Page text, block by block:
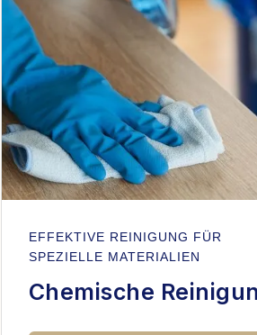
EFFEKTIVE REINIGUNG FÜR
SPEZIELLE MATERIALIEN
Chemische